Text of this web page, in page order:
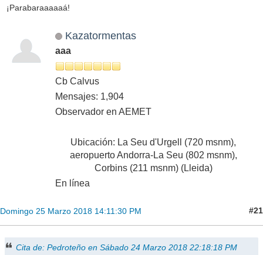
¡Parabaraaaaaá!
Kazatormentas
aaa
Cb Calvus
Mensajes: 1,904
Observador en AEMET
Ubicación: La Seu d'Urgell (720 msnm),
aeropuerto Andorra-La Seu (802 msnm),
Corbins (211 msnm) (Lleida)
En línea
Domingo 25 Marzo 2018 14:11:30 PM #21
Cita de: Pedroteño en Sábado 24 Marzo 2018 22:18:18 PM